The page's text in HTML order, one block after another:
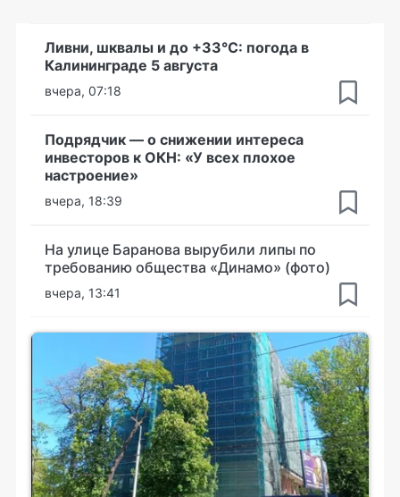
Ливни, шквалы и до +33°С: погода в
Калининграде 5 августа
вчера, 07:18
Подрядчик — о снижении интереса
инвесторов к ОКН: «У всех плохое
настроение»
вчера, 18:39
На улице Баранова вырубили липы по
требованию общества «Динамо» (фото)
вчера, 13:41